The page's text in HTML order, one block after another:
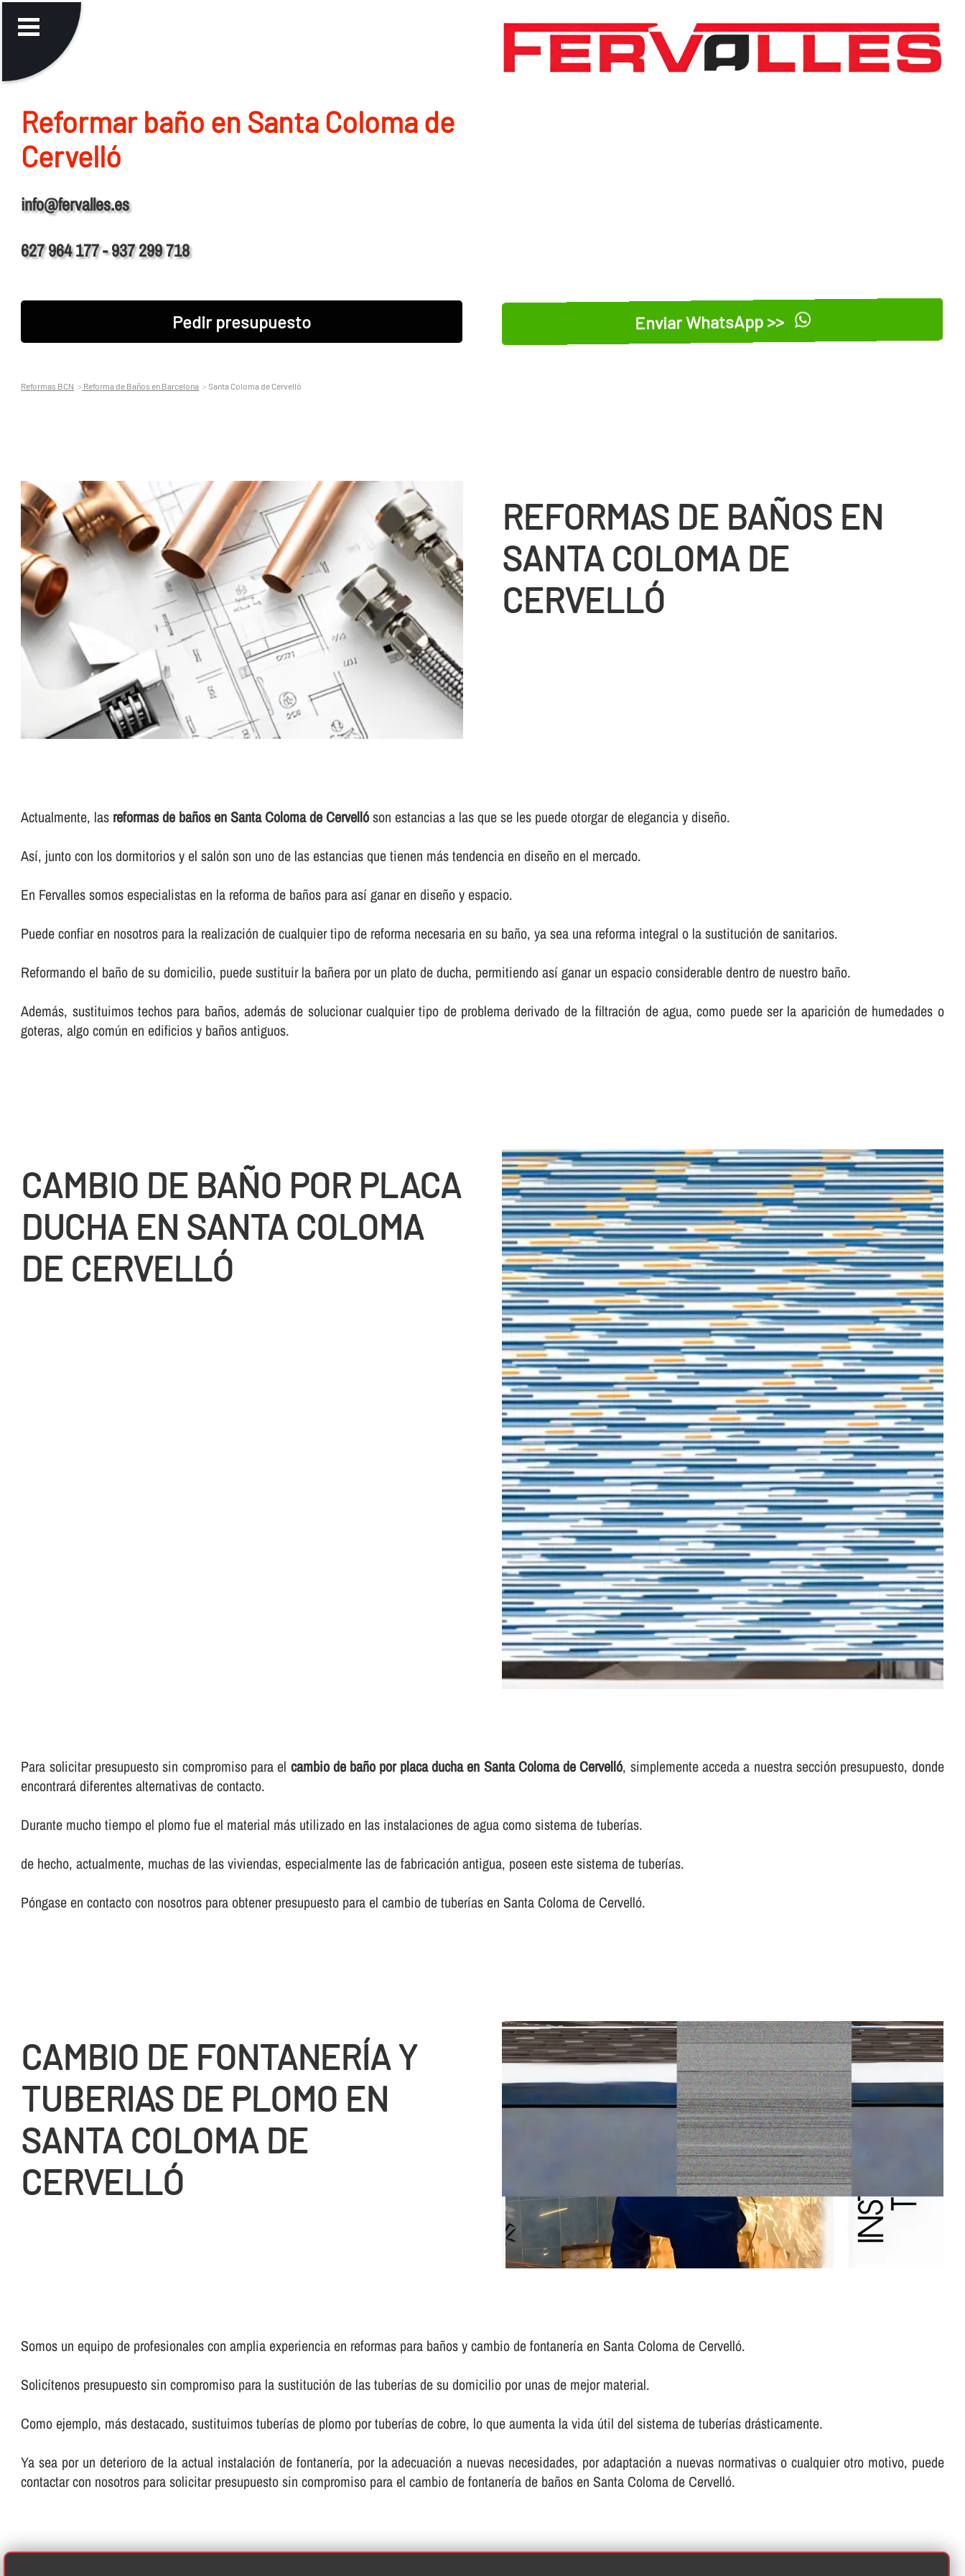
Reformar baño en Santa Coloma de
Cervelló
info@fervalles.es
627 964 177 - 937 299 718
Pedir presupuesto Enviar WhatsApp >>
Reformas BCN Reforma de Baños en Barcelona Santa Coloma de Cervelló
REFORMAS DE BAÑOS EN
SANTA COLOMA DE
CERVELLÓ
Actualmente, las reformas de baños en Santa Coloma de Cervellóson estancias a las que se les puede otorgar de elegancia y diseño.
Así­, junto con los dormitorios y el salón son uno de las estancias que tienen más tendencia en diseño en el mercado.
En Fervalles somos especialistas en la reforma de baños para así­ ganar en diseño y espacio.
Puede confiar en nosotros para la realización de cualquier tipo de reforma necesaria en su baño, ya sea una reforma integral o la sustitución de sanitarios.
Reformando el baño de su domicilio, puede sustituir la bañera por un plato de ducha, permitiendo así­ ganar un espacio considerable dentro de nuestro baño.
Además, sustituimos techos para baños, además de solucionar cualquier tipo de problema derivado de la filtración de agua, como puede ser la aparición de humedades o
goteras, algo común en edificios y baños antiguos.
CAMBIO DE BAÑO POR PLACA
DUCHA EN SANTA COLOMA
DE CERVELLÓ
Para solicitar presupuesto sin compromiso para el cambio de baño por placa ducha en Santa Coloma de Cervelló, simplemente acceda a nuestra sección presupuesto, donde
encontrará diferentes alternativas de contacto.
Durante mucho tiempo el plomo fue el material más utilizado en las instalaciones de agua como sistema de tuberí­as.
de hecho, actualmente, muchas de las viviendas, especialmente las de fabricación antigua, poseen este sistema de tuberí­as.
Póngase en contacto con nosotros para obtener presupuesto para el cambio de tuberí­as en Santa Coloma de Cervelló.
CAMBIO DE FONTANERÍ­A Y
TUBERIAS DE PLOMO EN
SANTA COLOMA DE
CERVELLÓ
Somos un equipo de profesionales con amplia experiencia en reformas para baños y cambio de fontanerí­a en Santa Coloma de Cervelló.
Solicí­tenos presupuesto sin compromiso para la sustitución de las tuberí­as de su domicilio por unas de mejor material.
Como ejemplo, más destacado, sustituimos tuberí­as de plomo por tuberí­as de cobre, lo que aumenta la vida útil del sistema de tuberí­as drásticamente.
Ya sea por un deterioro de la actual instalación de fontanerí­a, por la adecuación a nuevas necesidades, por adaptación a nuevas normativas o cualquier otro motivo, puede
contactar con nosotros para solicitar presupuesto sin compromiso para el cambio de fontanerí­a de baños en Santa Coloma de Cervelló.